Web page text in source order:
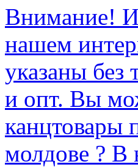
Внимание!
нашем
указаны
и опт. Вы
канцтовары
молдове ? В